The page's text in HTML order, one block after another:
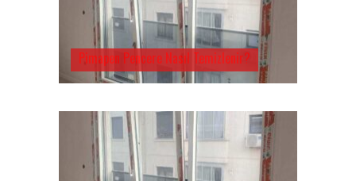
Pimapen Pencere Nasıl Temizlenir?